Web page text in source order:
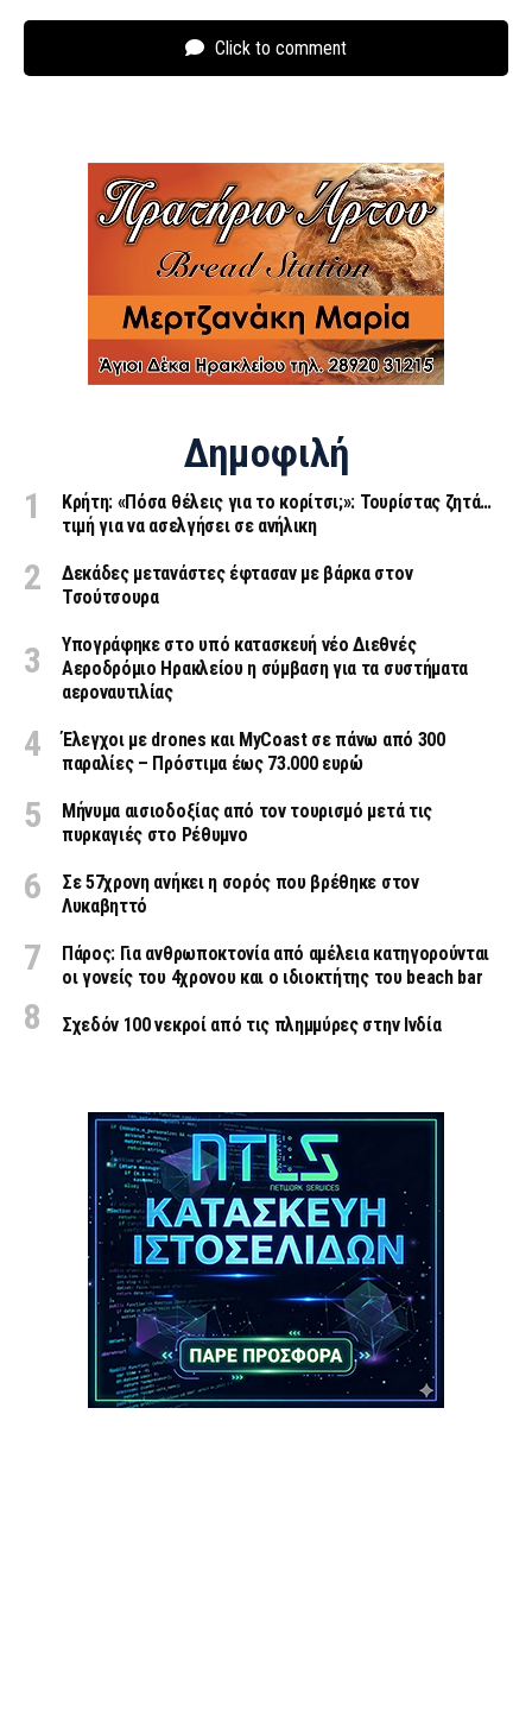
Click to comment
Δημοφιλή
Κρήτη: «Πόσα θέλεις για το κορίτσι;»: Τουρίστας ζητά…
τιμή για να ασελγήσει σε ανήλικη
Δεκάδες μετανάστες έφτασαν με βάρκα στον
Τσούτσουρα
Υπογράφηκε στο υπό κατασκευή νέο Διεθνές
Αεροδρόμιο Ηρακλείου η σύμβαση για τα συστήματα
αεροναυτιλίας
Έλεγχοι με drones και MyCoast σε πάνω από 300
παραλίες – Πρόστιμα έως 73.000 ευρώ
Μήνυμα αισιοδοξίας από τον τουρισμό μετά τις
πυρκαγιές στο Ρέθυμνο
Σε 57χρονη ανήκει η σορός που βρέθηκε στον
Λυκαβηττό
Πάρος: Για ανθρωποκτονία από αμέλεια κατηγορούνται
οι γονείς του 4χρονου και ο ιδιοκτήτης του beach bar
Σχεδόν 100 νεκροί από τις πλημμύρες στην Ινδία